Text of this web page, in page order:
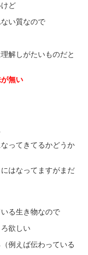
ど
い質なので
解しがたいものだと
無い
ってきてるかどうか
はなってますがまだ
る生き物なので
欲しい
例えば伝わっている